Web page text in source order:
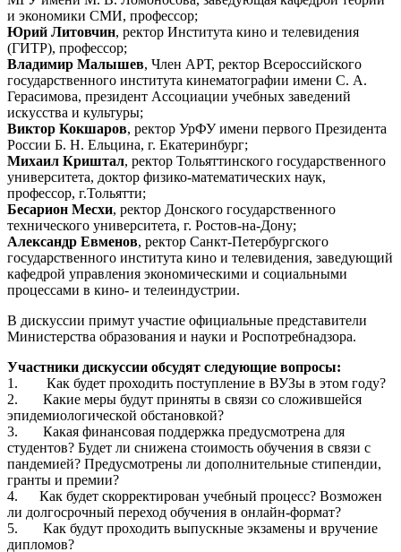
и экономики СМИ, профессор;
Юрий Литовчин, ректор Института кино и телевидения
(ГИТР), профессор;
Владимир Малышев, Член АРТ, ректор Всероссийского
государственного института кинематографии имени С. А.
Герасимова, президент Ассоциации учебных заведений
искусства и культуры;
Виктор Кокшаров, ректор УрФУ имени первого Президента
России Б. Н. Ельцина, г. Екатеринбург;
Михаил Криштал, ректор Тольяттинского государственного
университета, доктор физико-математических наук,
профессор, г.Тольятти;
Бесарион Месхи, ректор Донского государственного
технического университета, г. Ростов-на-Дону;
Александр Евменов, ректор Санкт-Петербургского
государственного института кино и телевидения, заведующий
кафедрой управления экономическими и социальными
процессами в кино- и телеиндустрии.
В дискуссии примут участие официальные представители
Министерства образования и науки и Роспотребнадзора.
Участники дискуссии обсудят следующие вопросы:
1.
Как будет проходить поступление в ВУЗы в этом году?
2.
Какие меры будут приняты в связи со сложившейся
эпидемиологической обстановкой?
3.
Какая финансовая поддержка предусмотрена для
студентов? Будет ли снижена стоимость обучения в связи с
пандемией? Предусмотрены ли дополнительные стипендии,
гранты и премии?
4.
Как будет скорректирован учебный процесс? Возможен
ли долгосрочный переход обучения в онлайн-формат?
5.
Как будут проходить выпускные экзамены и вручение
дипломов?